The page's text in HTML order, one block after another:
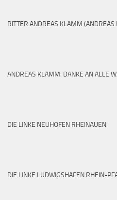
RITTER ANDREAS KLAMM
ANDREAS KLAMM: DANKE AN ALLE
DIE LINKE NEUHOFEN RHEINAUEN
DIE LINKE LUDWIGSHAFEN RHEIN-